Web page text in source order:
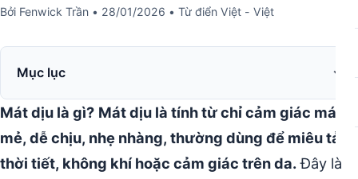
Bởi Fenwick Trần • 28/01/2026 • Từ điển Việt - Việt
Mục lục
Mát dịu là gì? Mát dịu là tính từ chỉ cảm giác mát
mẻ, dễ chịu, nhẹ nhàng, thường dùng để miêu tả
thời tiết, không khí hoặc cảm giác trên da.Đây là